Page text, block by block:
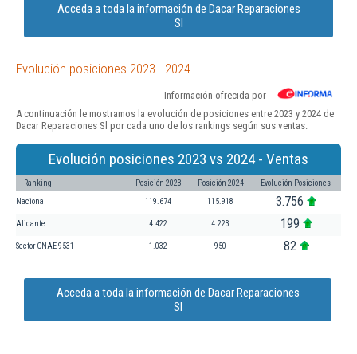
Acceda a toda la información de Dacar Reparaciones
Sl
Evolución posiciones 2023 - 2024
Información ofrecida por
A continuación le mostramos la evolución de posiciones entre 2023 y 2024 de
Dacar Reparaciones Sl por cada uno de los rankings según sus ventas:
Evolución posiciones 2023 vs 2024 - Ventas
Ranking Posición 2023 Posición 2024 Evolución Posiciones
Nacional 119.674 115.918 3.756
Alicante 4.422 4.223 199
Sector CNAE 9531 1.032 950 82
Acceda a toda la información de Dacar Reparaciones
Sl